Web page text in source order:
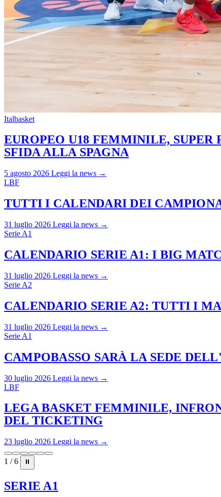
Italbasket
EUROPEO U18 FEMMINILE,
SFIDA ALLA SPAGNA
5 agosto 2026 Leggi la news →
LBF
TUTTI I CALENDARI DEI
31 luglio 2026 Leggi la news →
Serie A1
CALENDARIO SERIE A1: I BIG
31 luglio 2026 Leggi la news →
Serie A2
CALENDARIO SERIE A2: TUTTI I
31 luglio 2026 Leggi la news →
Serie A1
CAMPOBASSO SARÀ LA SEDE
30 luglio 2026 Leggi la news →
LBF
LEGA BASKET FEMMINILE,
DEL TICKETING
23 luglio 2026 Leggi la news →
1 / 6 ⏸
SERIE A1